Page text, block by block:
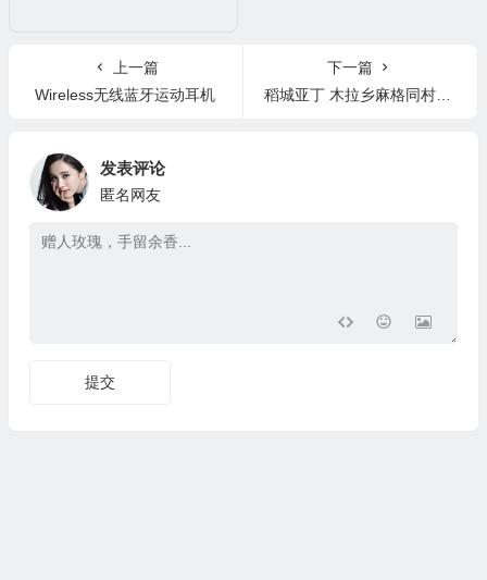
上一篇
Wireless无线蓝牙运动耳机
下一篇
稻城亚丁 木拉乡麻格同村虫草
发表评论
匿名网友
提交